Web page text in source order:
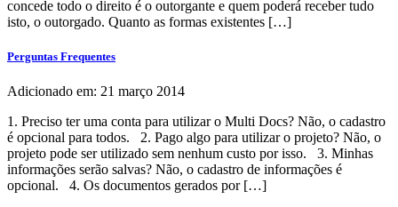
concede todo o direito é o outorgante e quem poderá receber tudo
isto, o outorgado. Quanto as formas existentes […]
Perguntas Frequentes
Adicionado em: 21 março 2014
1. Preciso ter uma conta para utilizar o Multi Docs? Não, o cadastro
é opcional para todos. 2. Pago algo para utilizar o projeto? Não, o
projeto pode ser utilizado sem nenhum custo por isso. 3. Minhas
informações serão salvas? Não, o cadastro de informações é
opcional. 4. Os documentos gerados por […]